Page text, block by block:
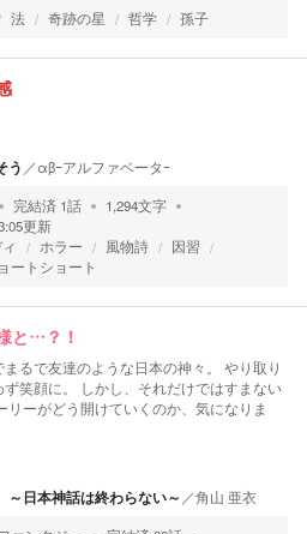
法 奇跡の星 哲学 孫子
う ／αβｰアルファベータｰ
完結済 1話 1,294文字
更新
ホラー 風物詩
因習
ートショート
と…？！
るで友達のような日本の神々。 やり取り
笑顔に。 しかし、それだけではすまない
リーがどう開けていくのか、気になりま
日本神話は終わらない～ ／角山 亜衣